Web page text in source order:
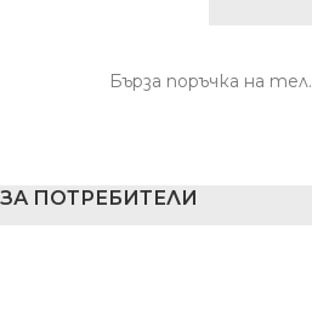
Бърза поръчка на тел.
ЗА ПОТРЕБИТЕЛИ